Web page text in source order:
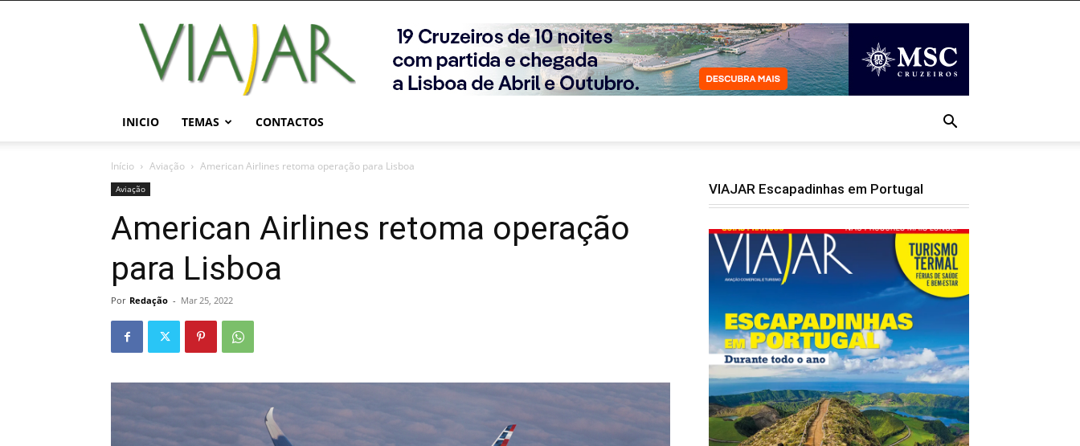
Viajar
Magazine
Online
INICIO TEMAS CONTACTOS
Início Aviação American Airlines retoma operação para Lisboa
Aviação
American Airlines retoma operação
para Lisboa
Por Redação - Mar 25, 2022
VIAJAR Escapadinhas em Portugal